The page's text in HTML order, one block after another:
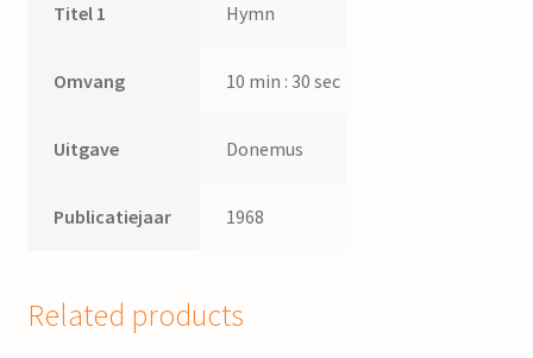
Titel 1 Hymn
Omvang 10 min : 30 sec
Uitgave Donemus
Publicatiejaar 1968
Related products